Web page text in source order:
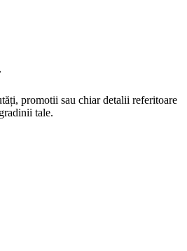
promotii sau chiar detalii referitoare
tale.